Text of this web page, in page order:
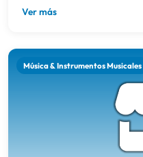
Ver más
Música & Instrumentos Musicales